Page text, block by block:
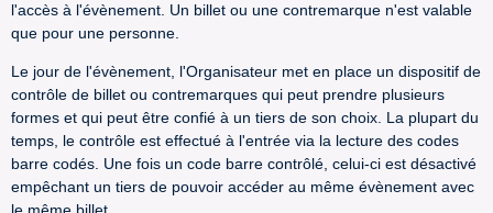
l'accès à l'évènement. Un billet ou une contremarque n'est valable
que pour une personne.
Le jour de l'évènement, l'Organisateur met en place un dispositif de
contrôle de billet ou contremarques qui peut prendre plusieurs
formes et qui peut être confié à un tiers de son choix. La plupart du
temps, le contrôle est effectué à l'entrée via la lecture des codes
barre codés. Une fois un code barre contrôlé, celui-ci est désactivé
empêchant un tiers de pouvoir accéder au même évènement avec